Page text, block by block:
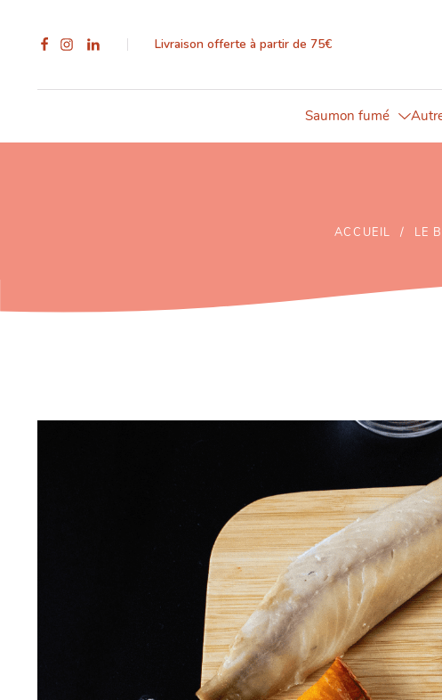
Livraison offerte à partir de 75€
Saumon fumé
ACCUEIL / LE